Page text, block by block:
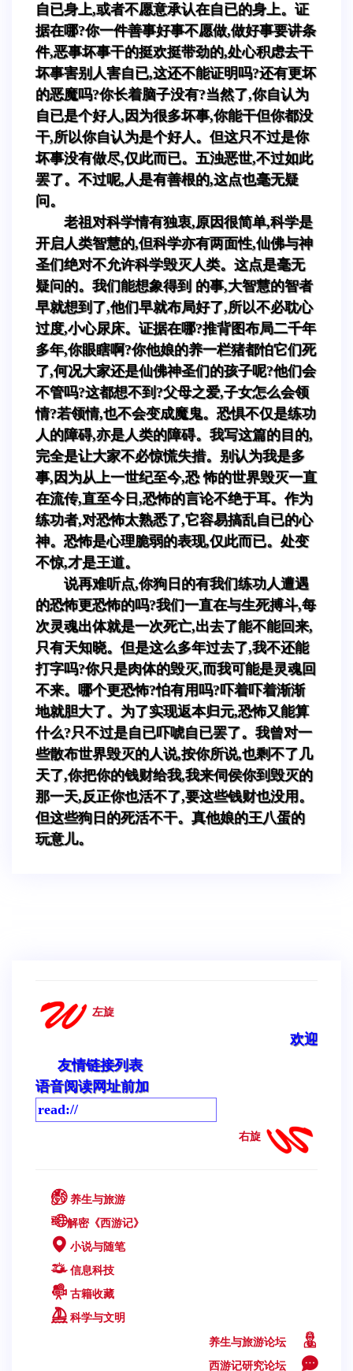
自已身上,或者不愿意承认在自已的身上。证
据在哪?你一件善事好事不愿做,做好事要讲条
件,恶事坏事干的挺欢挺带劲的,处心积虑去干
坏事害别人害自已,这还不能证明吗?还有更坏
的恶魔吗?你长着脑子没有?当然了,你自认为
自已是个好人,因为很多坏事,你能干但你都没
干,所以你自认为是个好人。但这只不过是你
坏事没有做尽,仅此而已。五浊恶世,不过如此
罢了。不过呢,人是有善根的,这点也毫无疑
问。
老祖对科学情有独衷,原因很简单,科学是
开启人类智慧的,但科学亦有两面性,仙佛与神
圣们绝对不允许科学毁灭人类。这点是毫无
疑问的。我们能想象得到 的事,大智慧的智者
早就想到了,他们早就布局好了,所以不必耽心
过度,小心尿床。证据在哪?推背图布局二千年
多年,你眼瞎啊?你他娘的养一栏猪都怕它们死
了,何况大家还是仙佛神圣们的孩子呢?他们会
不管吗?这都想不到?父母之爱,子女怎么会领
情?若领情,也不会变成魔鬼。恐惧不仅是练功
人的障碍,亦是人类的障碍。我写这篇的目的,
完全是让大家不必惊慌失措。别认为我是多
事,因为从上一世纪至今,恐 怖的世界毁灭一直
在流传,直至今日,恐怖的言论不绝于耳。作为
练功者,对恐怖太熟悉了,它容易搞乱自已的心
神。恐怖是心理脆弱的表现,仅此而已。处变
不惊,才是王道。
说再难听点,你狗日的有我们练功人遭遇
的恐怖更恐怖的吗?我们一直在与生死搏斗,每
次灵魂出体就是一次死亡,出去了能不能回来,
只有天知晓。但是这么多年过去了,我不还能
打字吗?你只是肉体的毁灭,而我可能是灵魂回
不来。哪个更恐怖?怕有用吗?吓着吓着渐渐
地就胆大了。为了实现返本归元,恐怖又能算
什么?只不过是自已吓唬自已罢了。我曾对一
些散布世界毁灭的人说,按你所说,也剩不了几
天了,你把你的钱财给我,我来伺侯你到毁灭的
那一天,反正你也活不了,要这些钱财也没用。
但这些狗日的死活不干。真他娘的王八蛋的
玩意儿。
左旋
欢迎您来到科学与文
友情链接列表
语音阅读网址前加
右旋
养生与旅游
解密《西游记》
小说与随笔
信息科技
古籍收藏
科学与文明
养生与旅游论坛
西游记研究论坛